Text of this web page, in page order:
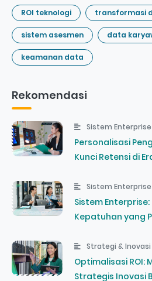
ROI teknologi transformasi
sistem asesmen data
keamanan data
Rekomendasi
Sistem Enterprise
Personalisasi
Kunci Retensi di
Sistem Enterprise
Sistem
Kepatuhan yang
Strategi & Inovasi
Optimalisasi ROI:
Strategis Inovasi